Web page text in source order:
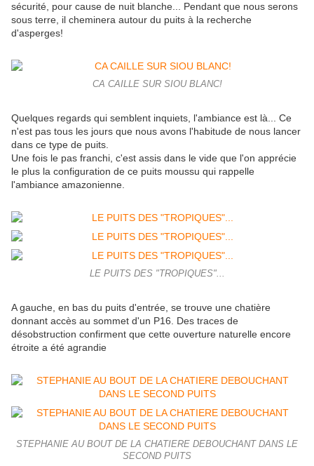
sécurité, pour cause de nuit blanche... Pendant que nous serons
sous terre, il cheminera autour du puits à la recherche
d'asperges!
CA CAILLE SUR SIOU BLANC!
Quelques regards qui semblent inquiets, l'ambiance est là... Ce
n'est pas tous les jours que nous avons l'habitude de nous lancer
dans ce type de puits.
Une fois le pas franchi, c'est assis dans le vide que l'on apprécie
le plus la configuration de ce puits moussu qui rappelle
l'ambiance amazonienne.
LE PUITS DES "TROPIQUES"...
A gauche, en bas du puits d'entrée, se trouve une chatière
donnant accès au sommet d'un P16. Des traces de
désobstruction confirment que cette ouverture naturelle encore
étroite a été agrandie
STEPHANIE AU BOUT DE LA CHATIERE DEBOUCHANT DANS LE
SECOND PUITS